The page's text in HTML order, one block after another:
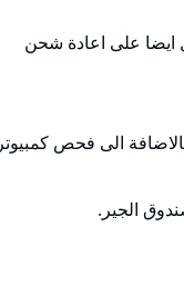
ايضا على اعادة شحن
الى فحص كمبيوتر
الجير.